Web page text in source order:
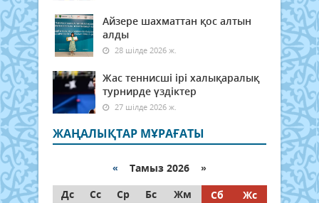
Айзере шахматтан қос алтын
алды
28 шілде 2026 ж.
Жас теннисші ірі халықаралық
турнирде үздіктер
27 шілде 2026 ж.
ЖАҢАЛЫҚТАР МҰРАҒАТЫ
« Тамыз 2026 »
Дс
Сс Ср Бс Жм Сб
Жс